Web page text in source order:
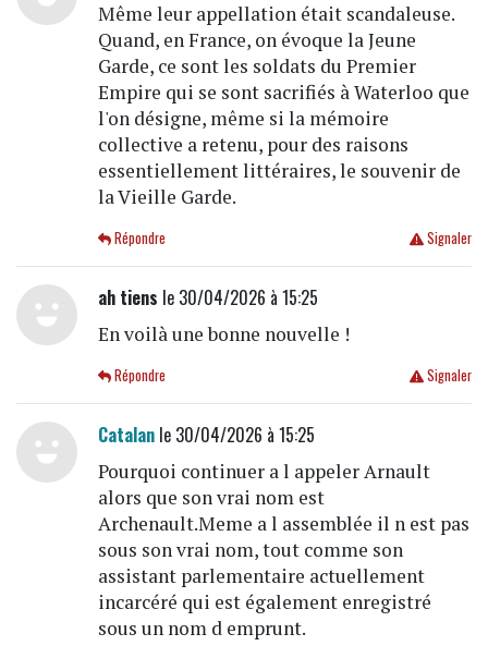
Même leur appellation était scandaleuse.
Quand, en France, on évoque la Jeune
Garde, ce sont les soldats du Premier
Empire qui se sont sacrifiés à Waterloo que
l'on désigne, même si la mémoire
collective a retenu, pour des raisons
essentiellement littéraires, le souvenir de
la Vieille Garde.
Signaler
Répondre
ah tiens le 30/04/2026 à 15:25
En voilà une bonne nouvelle !
Signaler
Répondre
Catalanle 30/04/2026 à 15:25
Pourquoi continuer a l appeler Arnault
alors que son vrai nom est
Archenault.Meme a l assemblée il n est pas
sous son vrai nom, tout comme son
assistant parlementaire actuellement
incarcéré qui est également enregistré
sous un nom d emprunt.